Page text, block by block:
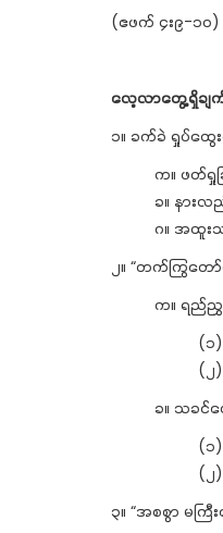
(ဧဖက် ၄း၉-၁၀)
လေ့လာတွေ့ရှိချ
၁။ ခက်ခဲ ရှုပ်ထွေ
က။ ဖတ်ရှုခ
ခ။ နားလ
ဂ။ အထူး
၂။ “တက်ကြွတ
က။ ရည်ညွှ
(၁
(၂
ခ။ သခင်
(၁
(၂
၃။ “အစစွာ မ